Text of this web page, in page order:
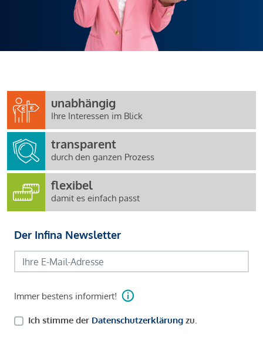
unabhängig
Ihre Interessen im Blick
transparent
durch den ganzen Prozess
flexibel
damit es einfach passt
Der Infina Newsletter
Immer bestens informiert!
Ich stimme der Datenschutzerklärung zu.